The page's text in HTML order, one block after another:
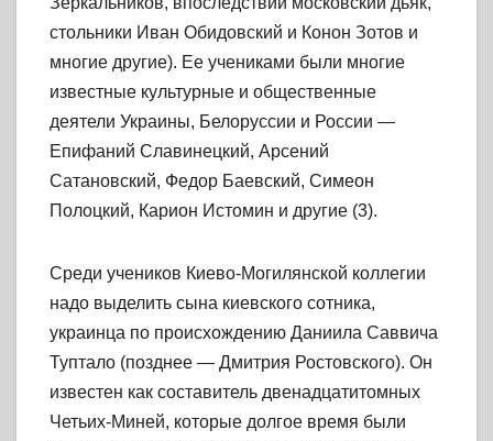
стольники Иван Обидовский и Конон Зотов и
многие другие). Ее учениками были многие
известные культурные и общественные
деятели Украины, Белоруссии и России —
Епифаний Славинецкий, Арсений
Сатановский, Федор Баевский, Симеон
Полоцкий, Карион Истомин и другие (3).
Среди учеников Киево-Могилянской коллегии
надо выделить сына киевского сотника,
украинца по происхождению Даниила Саввича
Туптало (позднее — Дмитрия Ростовского). Он
известен как составитель двенадцатитомных
Четьих-Миней, которые долгое время были